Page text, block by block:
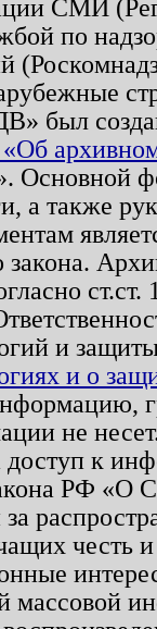
СМИ
по
был
Основной
а также
закона.
и
и о
не
доступ к
РФ «О
за
честь
массовой